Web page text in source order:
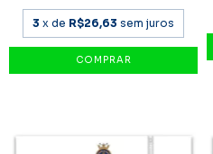
3 x de R$26,63 sem juros